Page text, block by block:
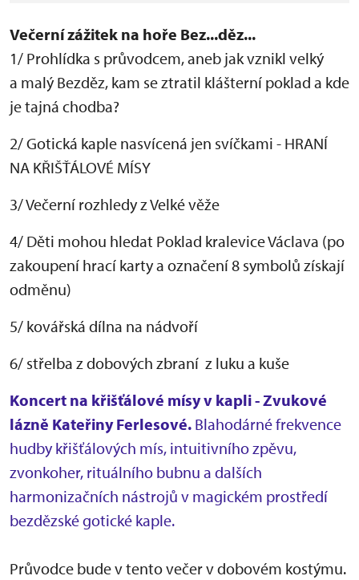
Večerní zážitek na hoře Bez...děz...
1/ Prohlídka s průvodcem, aneb jak vznikl velký
a malý Bezděz, kam se ztratil klášterní poklad a kde
je tajná chodba?
2/ Gotická kaple nasvícená jen svíčkami - HRANÍ
NA KŘIŠŤÁLOVÉ MÍSY
3/ Večerní rozhledy z Velké věže
4/ Děti mohou hledat Poklad kralevice Václava (po
zakoupení hrací karty a označení 8 symbolů získají
odměnu)
5/ kovářská dílna na nádvoří
6/ střelba z dobových zbraní z luku a kuše
Koncert na křišťálové mísy v kapli - Zvukové
lázně Kateřiny Ferlesové. Blahodárné frekvence
hudby křišťálových mís, intuitivního zpěvu,
zvonkoher, rituálního bubnu a dalších
harmonizačních nástrojů v magickém prostředí
bezdězské gotické kaple.
Průvodce bude v tento večer v dobovém kostýmu.